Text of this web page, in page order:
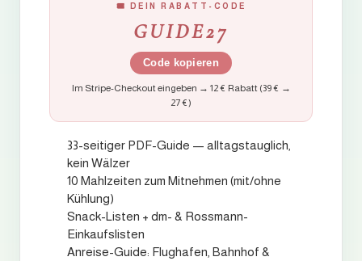
🎟 DEIN RABATT-CODE
GUIDE27
Code kopieren
Im Stripe-Checkout eingeben → 12 € Rabatt (39 € →
27 €)
33-seitiger PDF-Guide — alltagstauglich,
kein Wälzer
10 Mahlzeiten zum Mitnehmen (mit/ohne
Kühlung)
Snack-Listen + dm- & Rossmann-
Einkaufslisten
Anreise-Guide: Flughafen, Bahnhof &